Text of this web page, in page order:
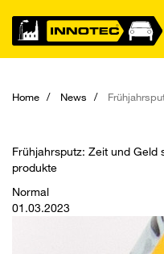
Home News
Frühjahrsputz: Zeit und Geld
produkte
Normal
01.03.2023